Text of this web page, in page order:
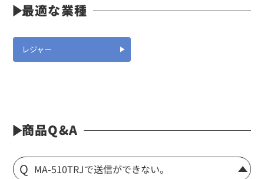
最適な業種
レジャー
商品Q&A
MA-510TRJで送信ができない。